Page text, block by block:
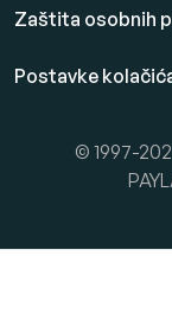
Zaštita osobnih
Postavke
© 1997-